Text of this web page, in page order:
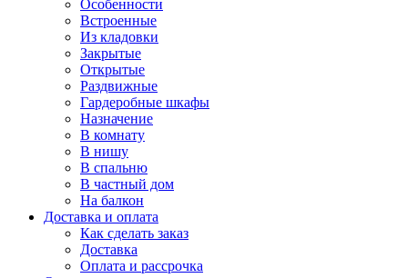
Особенности
Встроенные
Из кладовки
Закрытые
Открытые
Раздвижные
Гардеробные шкафы
Назначение
В комнату
В нишу
В спальню
В частный дом
На балкон
Доставка и оплата
Как сделать заказ
Доставка
Оплата и рассрочка